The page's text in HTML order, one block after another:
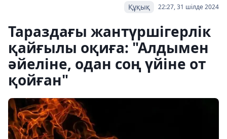
22:27, 31 шілде 2024
Құқық
Тараздағы жантүршігерлік
қайғылы оқиға: "Алдымен
әйеліне, одан соң үйіне от
қойған"